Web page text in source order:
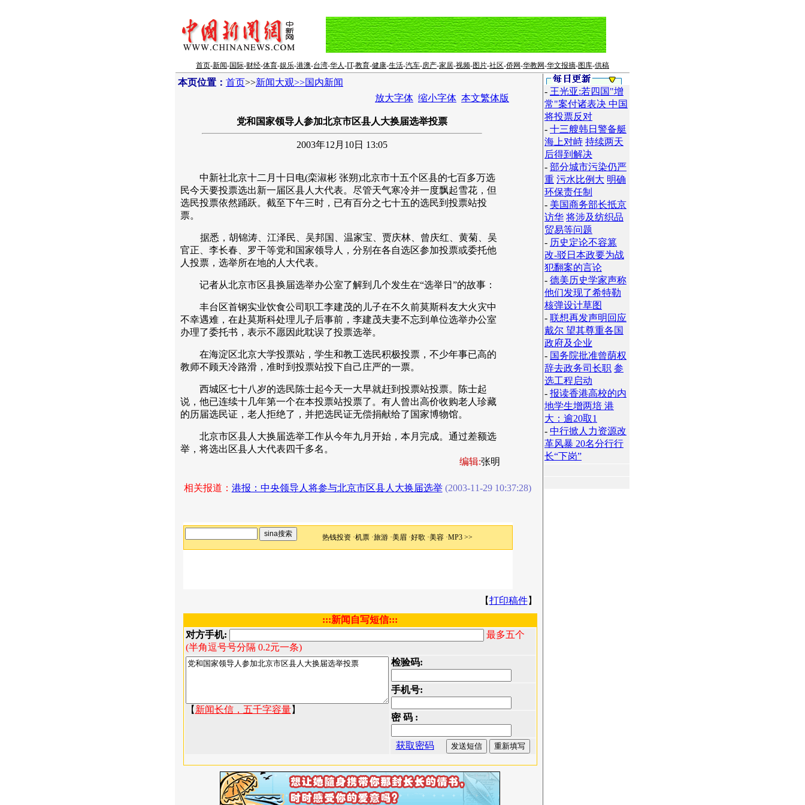
首页-新闻-国际-财经-体育-娱乐-港澳-台湾-华人-IT-教育-健康-生活-汽车-房产-家居-视频-图片-社区-侨网-华教网-华文报摘-图库-供稿
本页位置： 首页>>新闻大观>>国内新闻
放大字体 缩小字体 本文繁体版
党和国家领导人参加北京市区县人大换届选举投票
2003年12月10日 13:05
中新社北京十二月十日电(栾淑彬 张朔)北京市十五个区县的七百多万选
民今天要投票选出新一届区县人大代表。尽管天气寒冷并一度飘起雪花，但
选民投票依然踊跃。截至下午三时，已有百分之七十五的选民到投票站投
票。
据悉，胡锦涛、江泽民、吴邦国、温家宝、贾庆林、曾庆红、黄菊、吴
官正、李长春、罗干等党和国家领导人，分别在各自选区参加投票或委托他
人投票，选举所在地的人大代表。
记者从北京市区县换届选举办公室了解到几个发生在“选举日”的故事：
丰台区首钢实业饮食公司职工李建茂的儿子在不久前莫斯科友大火灾中
不幸遇难，在赴莫斯科处理儿子后事前，李建茂夫妻不忘到单位选举办公室
办理了委托书，表示不愿因此耽误了投票选举。
在海淀区北京大学投票站，学生和教工选民积极投票，不少年事已高的
教师不顾天冷路滑，准时到投票站投下自己庄严的一票。
西城区七十八岁的选民陈士起今天一大早就赶到投票站投票。陈士起
说，他已连续十几年第一个在本投票站投票了。有人曾出高价收购老人珍藏
的历届选民证，老人拒绝了，并把选民证无偿捐献给了国家博物馆。
北京市区县人大换届选举工作从今年九月开始，本月完成。通过差额选
举，将选出区县人大代表四千多名。
编辑:张明
相关报道： 港报：中央领导人将参与北京市区县人大换届选举(2003-11-29 10:37:28)
【打印稿件】
:::新闻自写短信:::
对方手机:
最多五个
(半角逗号号分隔 0.2元一条)
【 新闻长信，五千字容量】
检验码:
手机号:
密 码 :
获取密码
- 王光亚:若四国"增
常"案付诸表决 中国
将投票反对
- 十三艘韩日警备艇
海上对峙 持续两天
后得到解决
- 部分城市污染仍严
重 污水比例大 明确
环保责任制
- 美国商务部长抵京
访华 将涉及纺织品
贸易等问题
- 历史定论不容篡
改-驳日本政要为战
犯翻案的言论
- 德美历史学家声称
他们发现了希特勒
核弹设计草图
- 联想再发声明回应
戴尔 望其尊重各国
政府及企业
- 国务院批准曾荫权
辞去政务司长职 参
选工程启动
- 报读香港高校的内
地学生增两培 港
大：逾20取1
- 中行掀人力资源改
革风暴 20名分行行
长“下岗”